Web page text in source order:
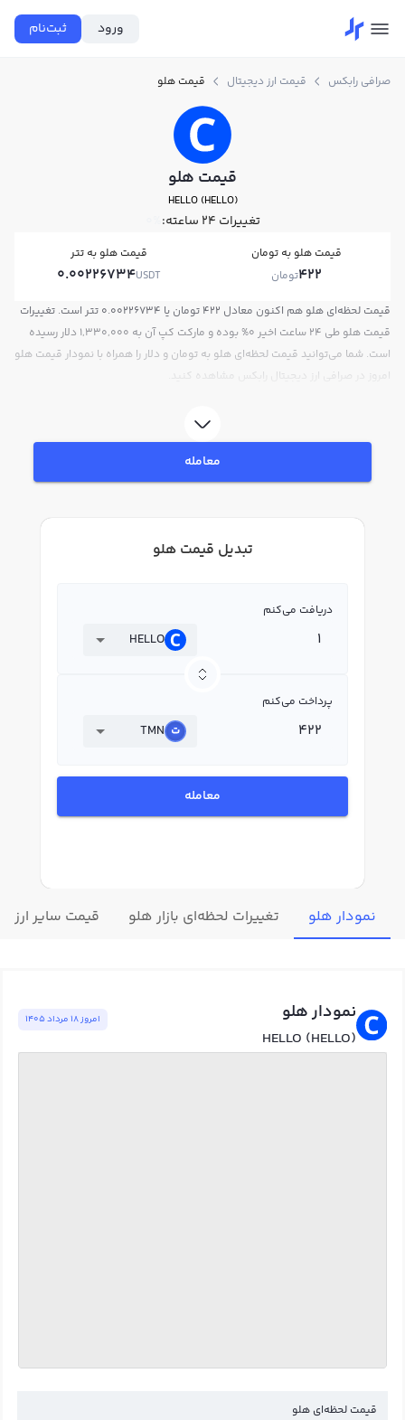
ورود ثبت‌نام
صرافی رابکس قیمت ارز دیجیتال قیمت هلو
قیمت هلو
HELLO (HELLO)
تغییرات ۲۴ ساعته: 0%
قیمت هلو به تومان
422تومان
قیمت هلو به تتر
0.00226734USDT
قیمت لحظه‌ای هلو هم اکنون معادل 422 تومان یا 0.00226734 تتر است. تغییرات
قیمت هلو طی 24 ساعت اخیر 0% بوده و مارکت کپ آن به 1,330,000 دلار رسیده
است. شما می‌توانید قیمت لحظه‌ای هلو به تومان و دلار را همراه با نمودار قیمت هلو
امروز در صرافی ارز دیجیتال رابکس مشاهده کنید.
معامله
تبدیل قیمت هلو
دریافت می‌کنم
HELLO
پرداخت می‌کنم
TMN
معامله
نمودار هلو تغییرات لحظه‌ای بازار هلو قیمت سایر
نمودار هلو
HELLO (HELLO)
امروز ١٨ مرداد ١٤٠٥
قیمت لحظه‌ای هلو